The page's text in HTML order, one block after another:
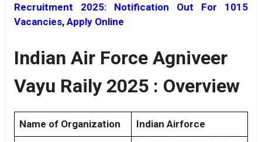
Recruitment 2025: Notification Out For 1015
Vacancies, Apply Online
Indian Air Force Agniveer
Vayu Raily 2025 : Overview
Name of Organization Indian Airforce